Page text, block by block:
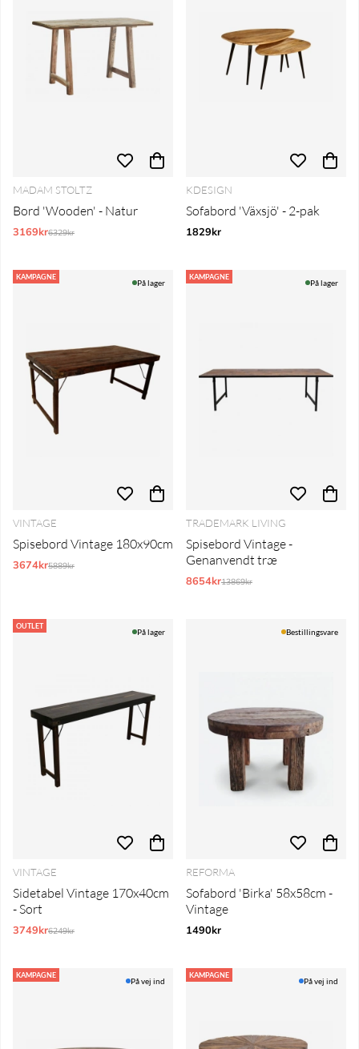
MADAM STOLTZ
Bord 'Wooden' - Natur
3169krNormalpris:
6329kr
KDESIGN
Sofabord 'Växsjö' - 2-pak
1829kr
KAMPAGNE
På lager
VINTAGE
Spisebord Vintage 180x90cm
3674krNormalpris:
5889kr
KAMPAGNE
På lager
TRADEMARK LIVING
Spisebord Vintage -
Genanvendt træ
8654krNormalpris:
13869kr
OUTLET
På lager
VINTAGE
Sidetabel Vintage 170x40cm
- Sort
3749krNormalpris:
6249kr
Bestillingsvare
REFORMA
Sofabord 'Birka' 58x58cm -
Vintage
1490kr
KAMPAGNE
På vej ind
KAMPAGNE
På vej ind